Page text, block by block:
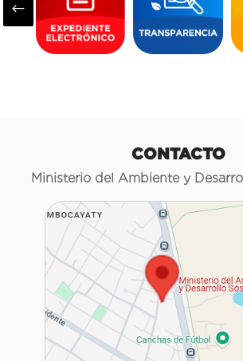
#
CONTACTO
Ministerio del Ambiente y